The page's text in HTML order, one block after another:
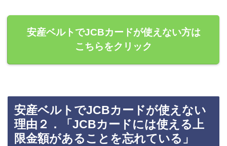
安産ベルトでJCBカードが使えない方は
こちらをクリック
安産ベルトでJCBカードが使えない
理由２．「JCBカードには使える上
限金額があることを忘れている」